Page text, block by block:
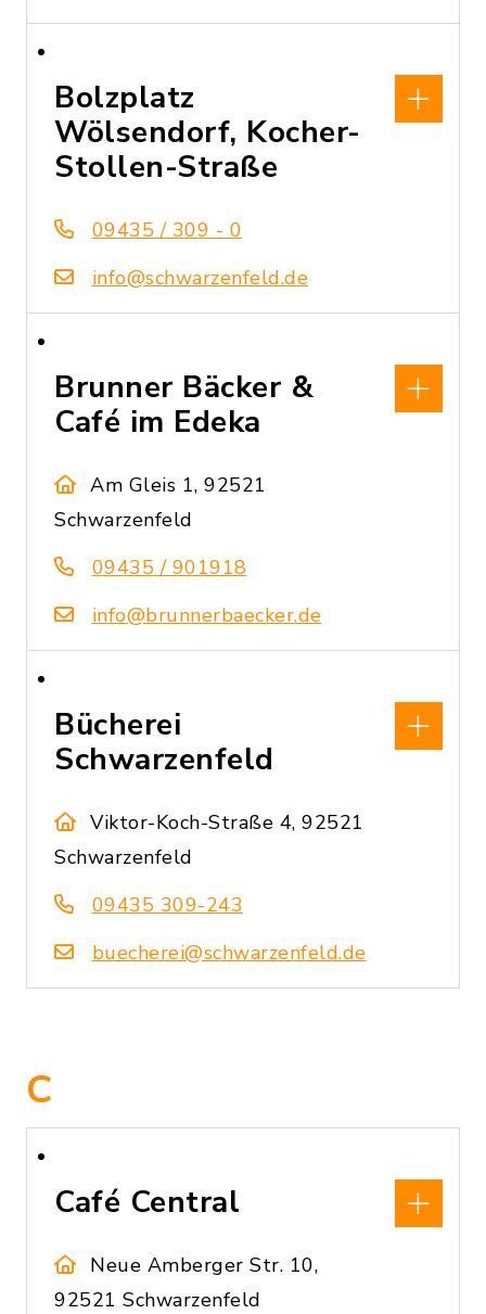
Bolzplatz
Wölsendorf, Kocher-
Stollen-Straße
09435 / 309 - 0
info@schwarzenfeld.de
Brunner Bäcker &
Café im Edeka
Am Gleis 1, 92521
Schwarzenfeld
09435 / 901918
info@brunnerbaecker.de
Bücherei
Schwarzenfeld
Viktor-Koch-Straße 4, 92521
Schwarzenfeld
09435 309-243
buecherei@schwarzenfeld.de
C
Café Central
Neue Amberger Str. 10,
92521 Schwarzenfeld